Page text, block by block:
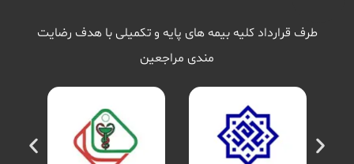
طرف قرارداد کلیه بیمه های پایه و تکمیلی با هدف رضایت
مندی مراجعین